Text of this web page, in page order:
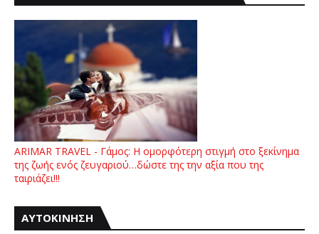
ARIMAR TRAVEL - Γάμος: Η ομορφότερη στιγμή στο ξεκίνημα
της ζωής ενός ζευγαριού…δώστε της την αξία που της
ταιριάζει!!!
ΑΥΤΟΚΙΝΗΣΗ